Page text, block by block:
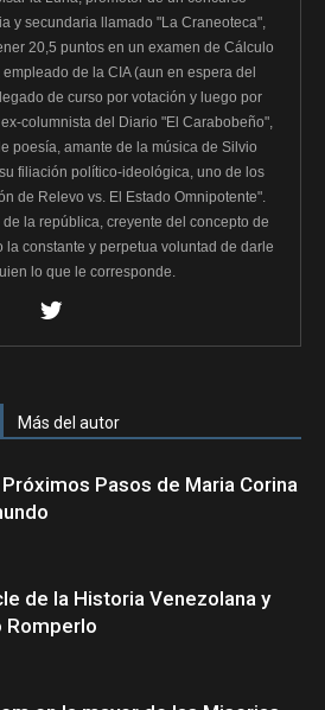
y secundaria llamado "La Craneoteca",
20,5 puntos en un examen de Cálculo
de la CIA (aun en espera del
de curso por votación y luego por
columnista del Diario "El Carabobeño",
poesía, amante de la música de Silvio
filiación político-ideológica, uno de los
de Relevo vs. El Estado Omnipotente".
la república, creyente del concepto de
la constante y perpetua voluntad de darle
lo que le corresponde.
Más del autor
Pasos de Maria Corina
de la Historia Venezolana y
Romperlo